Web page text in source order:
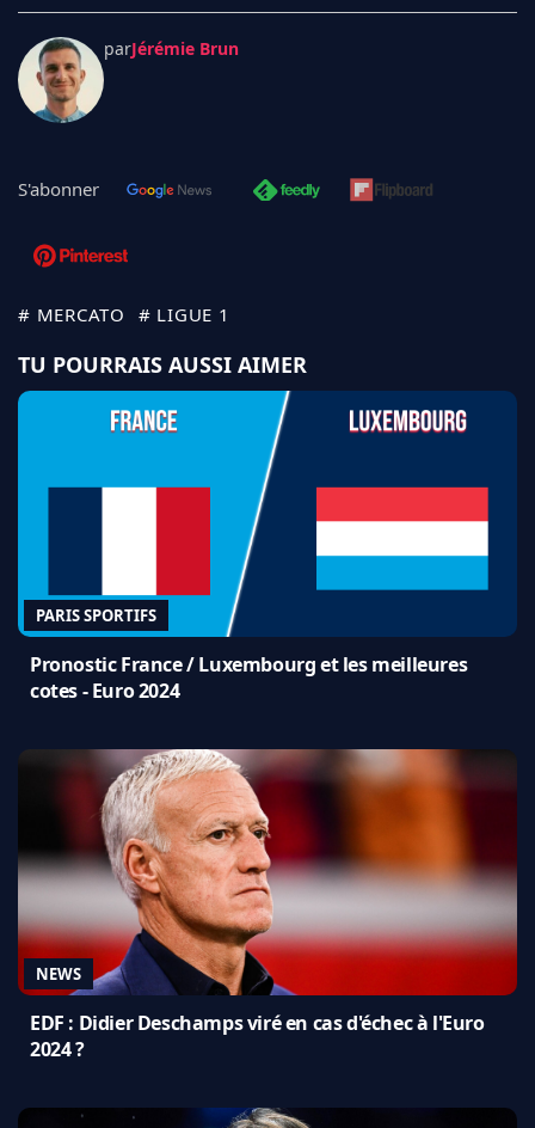
parJérémie Brun
S'abonner
# MERCATO # LIGUE 1
TU POURRAIS AUSSI AIMER
PARIS SPORTIFS
Pronostic France / Luxembourg et les meilleures
cotes - Euro 2024
NEWS
EDF : Didier Deschamps viré en cas d'échec à l'Euro
2024 ?